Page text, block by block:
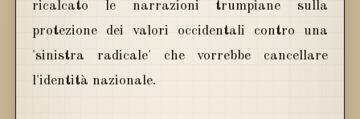
ricalcato le narrazioni trumpiane sulla
protezione dei valori occidentali contro una
'sinistra radicale' che vorrebbe cancellare
l'identità nazionale.